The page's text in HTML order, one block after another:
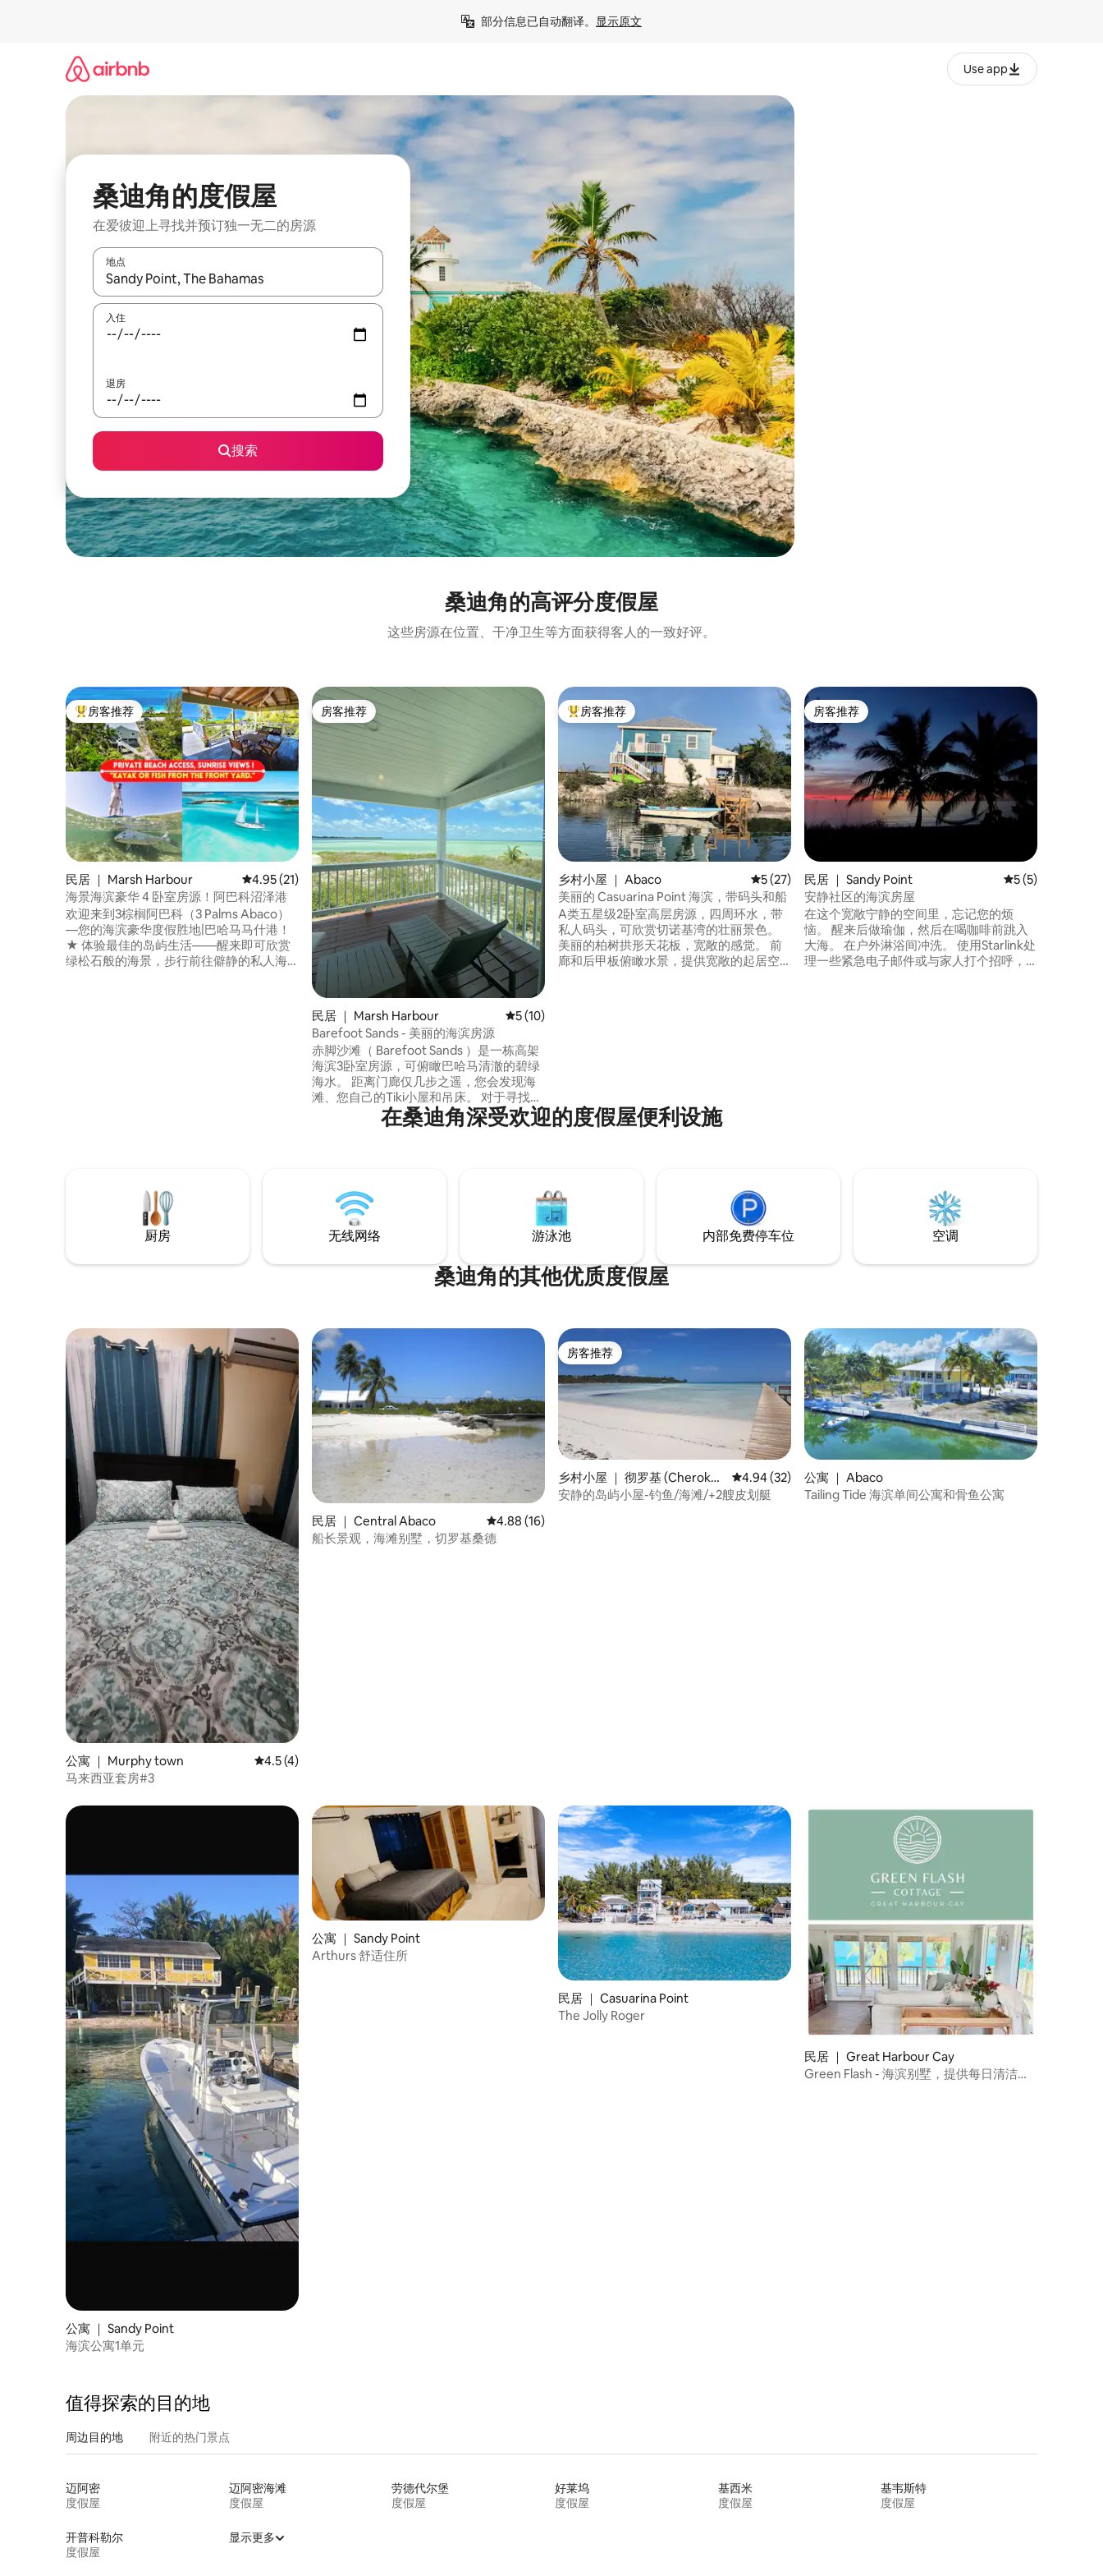
部分信息已自动翻译。 显示原文
Use app
桑迪角的度假屋
在爱彼迎上寻找并预订独一无二的房源
地点
如有搜索结果，请使用上下方向键查看，或通过点击或滑动手势浏览。
入住
退房
搜索
桑迪角的高评分度假屋
这些房源在位置、干净卫生等方面获得客人的一致好评。
热门「房客推荐」
房客推荐
民居 ｜ Marsh Harbour 平均评分 4.95 分（满分 5 分），共 21 条评价
4.95 (21)
海景海滨豪华 4 卧室房源！阿巴科沼泽港
欢迎来到3棕榈阿巴科（3 Palms Abaco）
—您的海滨豪华度假胜地|巴哈马马什港！
★ 体验最佳的岛屿生活——醒来即可欣赏
绿松石般的海景，步行前往僻静的私人海
房客推荐
房客推荐
民居 ｜ Marsh Harbour 平均评分 5 分（满分 5 分），共 10 条评价
5 (10)
Barefoot Sands - 美丽的海滨房源
赤脚沙滩（ Barefoot Sands ）是一栋高架
海滨3卧室房源，可俯瞰巴哈马清澈的碧绿
海水。 距离门廊仅几步之遥，您会发现海
滩、您自己的Tiki小屋和吊床。 对于寻找难
忘海滩假期的朋友和家人来说，此房源是
完美的度假胜地。 在这里，您可以找到壮
热门「房客推荐」
房客推荐
乡村小屋 ｜ Abaco 平均评分 5 分（满分 5 分），共 27 条评价
5 (27)
美丽的 Casuarina Point 海滨，带码头和船
A类五星级2卧室高层房源，四周环水，带
私人码头，可欣赏切诺基湾的壮丽景色。
美丽的柏树拱形天花板，宽敞的感觉。 前
廊和后甲板俯瞰水景，提供宽敞的起居空
房客推荐
房客推荐
民居 ｜ Sandy Point 平均评分 5 分（
5 (5)
安静社区的海滨房屋
在这个宽敞宁静的空间里，忘记您的烦
恼。 醒来后做瑜伽，然后在喝咖啡前跳入
大海。 在户外淋浴间冲洗。 使用Starlink处
理一些紧急电子邮件或与家人打个招呼，
在桑迪角深受欢迎的度假屋便利设施
厨房 无线网络 游泳池 内部免费停车位 空调
桑迪角的其他优质度假屋
公寓 ｜ Murphy town 平均评分 4.5 分（满分 5 分），共 4 条评价
4.5 (4)
马来西亚套房#3
民居 ｜ Central Abaco 平均评分 4.88 分（满分 5 分），共 16 条评价
4.88 (16)
船长景观，海滩别墅，切罗基桑德
房客推荐
房客推荐
乡村小屋 ｜ 彻罗基 (Cheroke
e)
平均评分 4.94 分（满分 5 分），共 32 条评价
4.94 (32)
安静的岛屿小屋-钓鱼/海滩/+2艘皮划艇
公寓 ｜ Abaco
Tailing Tide 海滨单间公寓和骨鱼公寓
公寓 ｜ Sandy Point
海滨公寓1单元
公寓 ｜ Sandy Point
Arthurs 舒适住所
民居 ｜ Casuarina Point
The Jolly Roger
民居 ｜ Great Harbour Cay
Green Flash - 海滨别墅，提供每日清洁服
值得探索的目的地
周边目的地 附近的热门景点
迈阿密
度假屋
迈阿密海滩
度假屋
劳德代尔堡
度假屋
好莱坞
度假屋
基西米
度假屋
基韦斯特
度假屋
开普科勒尔
度假屋
显示更多